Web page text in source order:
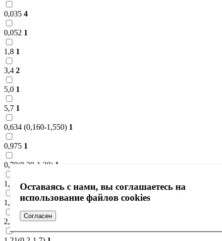
0,035 4
0,052 1
1,8 1
3,4 2
5,0 1
5,7 1
0,634 (0,160-1,550) 1
0,975 1
0,70(0,20-1,30) 1
1,64(0,35-1,90)1
1,47(0,30-1,80)1
2,05(0,40-2,40)1
Оставаясь с нами, вы соглашаетесь на
использование файлов cookies
Согласен